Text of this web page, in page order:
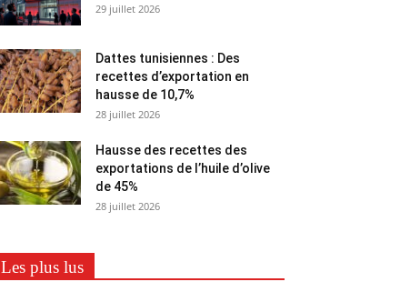
29 juillet 2026
Dattes tunisiennes : Des
recettes d’exportation en
hausse de 10,7%
28 juillet 2026
Hausse des recettes des
exportations de l’huile d’olive
de 45%
28 juillet 2026
Les plus lus